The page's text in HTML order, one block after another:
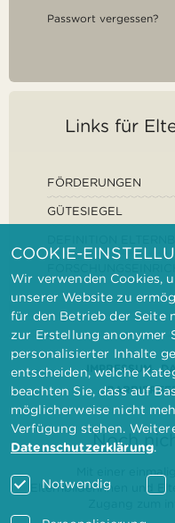
Passwort vergessen?
Links für
FÖRDERUNGEN
GÜTESIEGEL
IMPRESSUM
Noch
Elternbilderinnen und
COOKIE-
Wir verwenden Cookies,
unserer Website zu
für den Betrieb der Seite
zur Erstellung anonymer
personalisierter Inhalte
entscheiden, welche
beachten Sie, dass auf
möglicherweise nicht
Verfügung stehen.
Datenschutzerklärung.
Notwendig